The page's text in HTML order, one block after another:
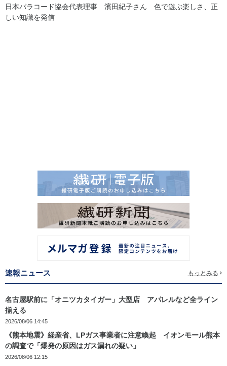
日本パラコード協会代表理事 濱田紀子さん 色で遊ぶ楽しさ、正
しい知識を発信
速報ニュース もっとみる
名古屋駅前に「オニツカタイガー」大型店 アパレルなど全ライン
揃える
2026/08/06 14:45
《熊本地震》経産省、LPガス事業者に注意喚起 イオンモール熊本
の調査で「爆発の原因はガス漏れの疑い」
2026/08/06 12:15